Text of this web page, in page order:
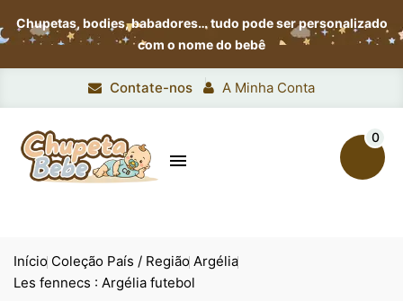
Chupetas, bodies, babadores…tudo pode ser personalizado
com o nome do bebê
Contate-nos A Minha Conta

0
Início Coleção País / Região Argélia
Les fennecs : Argélia futebol